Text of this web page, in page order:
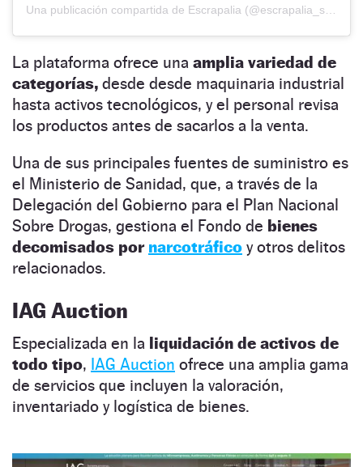
La plataforma ofrece una amplia variedad de
categorías, desde desde maquinaria industrial
hasta activos tecnológicos, y el personal revisa
los productos antes de sacarlos a la venta.
Una de sus principales fuentes de suministro es
el Ministerio de Sanidad, que, a través de la
Delegación del Gobierno para el Plan Nacional
Sobre Drogas, gestiona el Fondo de bienes
decomisados por narcotráfico y otros delitos
relacionados.
IAG Auction
Especializada en la liquidación de activos de
todo tipo, IAG Auction ofrece una amplia gama
de servicios que incluyen la valoración,
inventariado y logística de bienes.